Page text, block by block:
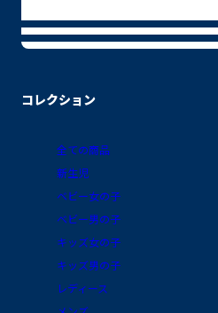
コレクション
全ての商品
新生児
ベビー女の子
ベビー男の子
キッズ女の子
キッズ男の子
レディース